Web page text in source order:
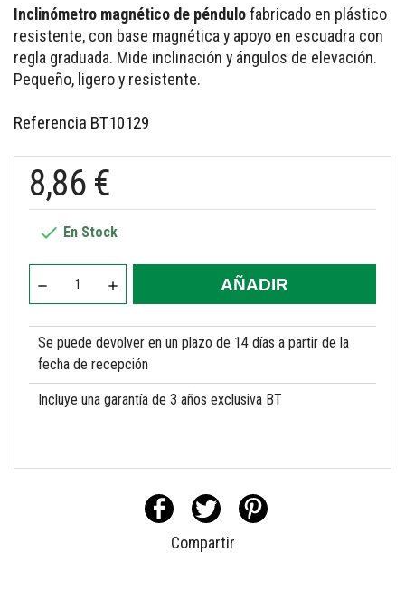
Inclinómetro magnético de péndulofabricado en plástico
resistente, con base magnética y apoyo en escuadra con
regla graduada. Mide inclinación y ángulos de elevación.
Pequeño, ligero y resistente.
Referencia BT10129
8,86 €
 En Stock
AÑADIR
Se puede devolver en un plazo de 14 días a partir de la
fecha de recepción
Incluye una garantía de 3 años exclusiva BT
Compartir